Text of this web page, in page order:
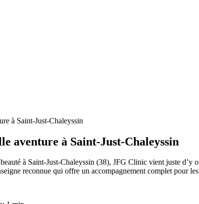
à Saint-Just-Chaleyssin
aventure à Saint-Just-Chaleyssin
à Saint-Just-Chaleyssin (38), JFG Clinic vient juste
reconnue qui offre un accompagnement complet pour